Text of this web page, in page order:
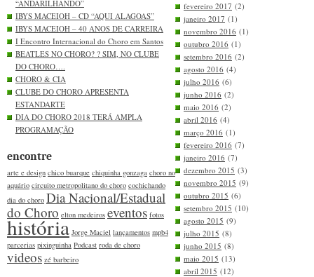
“ANDARILHANDO”
IBYS MACEIOH – CD “AQUI ALAGOAS”
IBYS MACEIOH – 40 ANOS DE CARREIRA
I Encontro Internacional do Choro em Santos
BEATLES NO CHORO? ? SIM, NO CLUBE
DO CHORO….
CHORO & CIA
CLUBE DO CHORO APRESENTA
ESTANDARTE
DIA DO CHORO 2018 TERÁ AMPLA
PROGRAMAÇÃO
encontre
arte e design chico buarque chiquinha gonzaga choro no
aquário circuito metropolitano do choro cochichando
dia do choro Dia Nacional/Estadual
do Choro elton medeiros eventos fotos
história Jorge Maciel lançamentos mpb4
parcerias pixinguinha Podcast roda de choro
videos zé barbeiro
fevereiro 2017 (2)
janeiro 2017 (1)
novembro 2016 (1)
outubro 2016 (1)
setembro 2016 (2)
agosto 2016 (4)
julho 2016 (6)
junho 2016 (2)
maio 2016 (2)
abril 2016 (4)
março 2016 (1)
fevereiro 2016 (7)
janeiro 2016 (7)
dezembro 2015 (3)
novembro 2015 (9)
outubro 2015 (6)
setembro 2015 (10)
agosto 2015 (9)
julho 2015 (8)
junho 2015 (8)
maio 2015 (13)
abril 2015 (12)